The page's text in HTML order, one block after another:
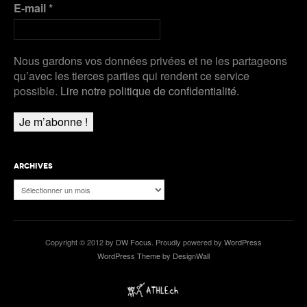
E-mail*
Nous gardons vos données privées et ne les partageons
qu’avec les tierces parties qui rendent ce service
possible. Lire notre politique de confidentialité.
ARCHIVES
Archives
Copyright © 2012 by DW Focus . Proudly powered by WordPress
WordPress Theme by DesignWall